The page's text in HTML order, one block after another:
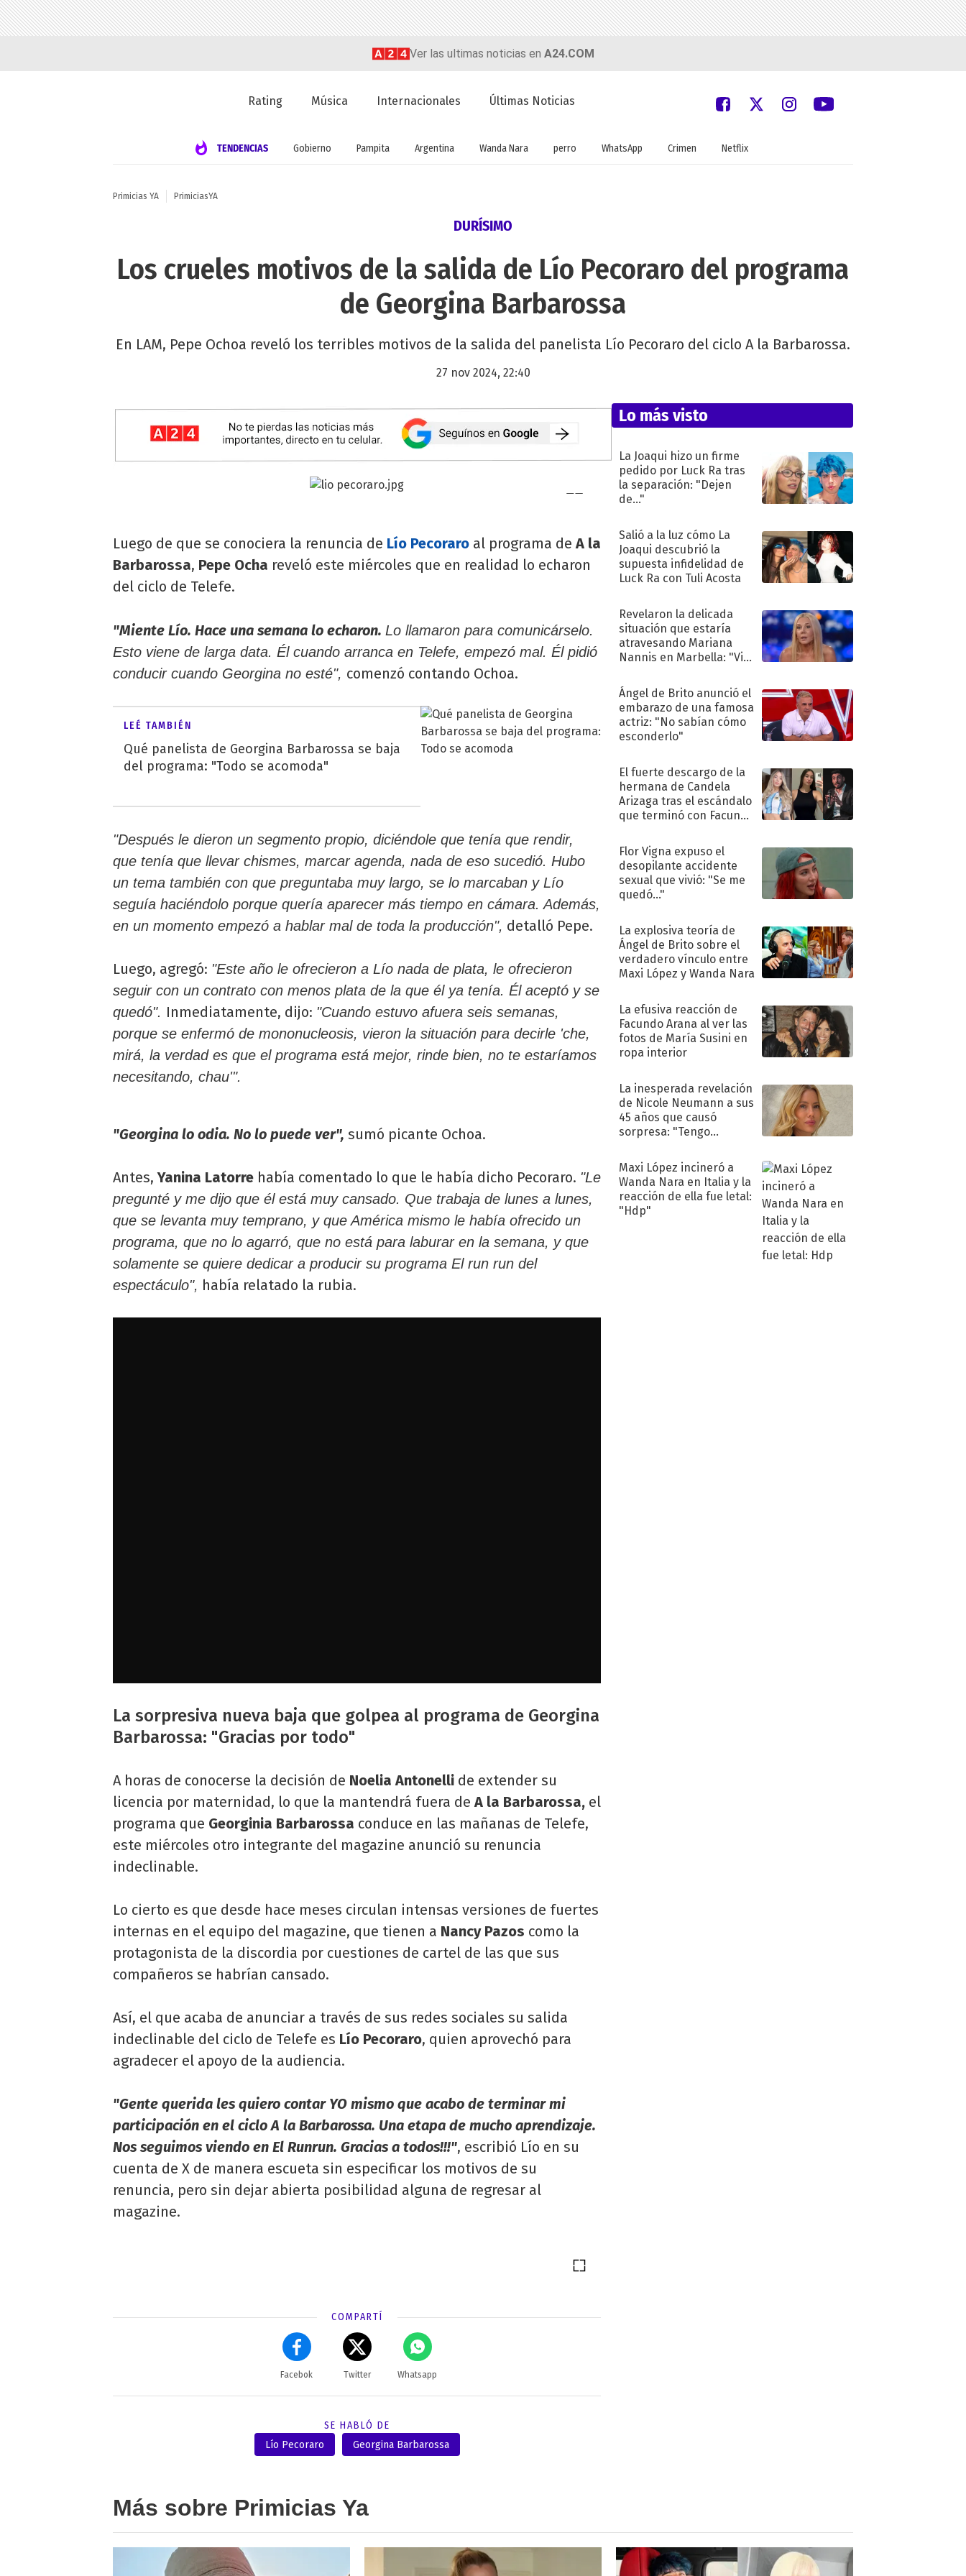
Ver las ultimas noticias en A24.COM
Rating Música Internacionales Últimas Noticias
TENDENCIAS Gobierno Pampita Argentina Wanda Nara perro WhatsApp Crimen Netflix
Primicias YA PrimiciasYA
DURÍSIMO
Los crueles motivos de la salida de Lío Pecoraro del programa
de Georgina Barbarossa
En LAM, Pepe Ochoa reveló los terribles motivos de la salida del panelista Lío Pecoraro del ciclo A la Barbarossa.
27 nov 2024, 22:40
Luego de que se conociera la renuncia de Lío Pecoraro al programa de A la
Barbarossa, Pepe Ocha reveló este miércoles que en realidad lo echaron
del ciclo de Telefe.
"Miente Lío. Hace una semana lo echaron. Lo llamaron para comunicárselo.
Esto viene de larga data. Él cuando arranca en Telefe, empezó mal. Él pidió
conducir cuando Georgina no esté", comenzó contando Ochoa.
LEÉ TAMBIÉN
Qué panelista de Georgina Barbarossa se baja
del programa: "Todo se acomoda"
"Después le dieron un segmento propio, diciéndole que tenía que rendir,
que tenía que llevar chismes, marcar agenda, nada de eso sucedió. Hubo
un tema también con que preguntaba muy largo, se lo marcaban y Lío
seguía haciéndolo porque quería aparecer más tiempo en cámara. Además,
en un momento empezó a hablar mal de toda la producción", detalló Pepe.
Luego, agregó: "Este año le ofrecieron a Lío nada de plata, le ofrecieron
seguir con un contrato con menos plata de la que él ya tenía. Él aceptó y se
quedó". Inmediatamente, dijo: "Cuando estuvo afuera seis semanas,
porque se enfermó de mononucleosis, vieron la situación para decirle 'che,
mirá, la verdad es que el programa está mejor, rinde bien, no te estaríamos
necesitando, chau'".
"Georgina lo odia. No lo puede ver", sumó picante Ochoa.
Antes, Yanina Latorre había comentado lo que le había dicho Pecoraro. "Le
pregunté y me dijo que él está muy cansado. Que trabaja de lunes a lunes,
que se levanta muy temprano, y que América mismo le había ofrecido un
programa, que no lo agarró, que no está para laburar en la semana, y que
solamente se quiere dedicar a producir su programa El run run del
espectáculo", había relatado la rubia.
La sorpresiva nueva baja que golpea al programa de Georgina
Barbarossa: "Gracias por todo"
A horas de conocerse la decisión de Noelia Antonelli de extender su
licencia por maternidad, lo que la mantendrá fuera de A la Barbarossa, el
programa que Georginia Barbarossa conduce en las mañanas de Telefe,
este miércoles otro integrante del magazine anunció su renuncia
indeclinable.
Lo cierto es que desde hace meses circulan intensas versiones de fuertes
internas en el equipo del magazine, que tienen a Nancy Pazos como la
protagonista de la discordia por cuestiones de cartel de las que sus
compañeros se habrían cansado.
Así, el que acaba de anunciar a través de sus redes sociales su salida
indeclinable del ciclo de Telefe es Lío Pecoraro, quien aprovechó para
agradecer el apoyo de la audiencia.
"Gente querida les quiero contar YO mismo que acabo de terminar mi
participación en el ciclo A la Barbarossa. Una etapa de mucho aprendizaje.
Nos seguimos viendo en El Runrun. Gracias a todos!!!", escribió Lío en su
cuenta de X de manera escueta sin especificar los motivos de su
renuncia, pero sin dejar abierta posibilidad alguna de regresar al
magazine.
COMPARTÍ
Facebok Twitter Whatsapp
SE HABLÓ DE
Lío Pecoraro
Georgina Barbarossa
Lo más visto
La Joaqui hizo un firme
pedido por Luck Ra tras
la separación: "Dejen
de..."
Salió a la luz cómo La
Joaqui descubrió la
supuesta infidelidad de
Luck Ra con Tuli Acosta
Revelaron la delicada
situación que estaría
atravesando Mariana
Nannis en Marbella: "Vive
Ángel de Brito anunció el
embarazo de una famosa
actriz: "No sabían cómo
esconderlo"
El fuerte descargo de la
hermana de Candela
Arizaga tras el escándalo
que terminó con Facundo
Flor Vigna expuso el
desopilante accidente
sexual que vivió: "Se me
quedó..."
La explosiva teoría de
Ángel de Brito sobre el
verdadero vínculo entre
Maxi López y Wanda Nara
La efusiva reacción de
Facundo Arana al ver las
fotos de María Susini en
ropa interior
La inesperada revelación
de Nicole Neumann a sus
45 años que causó
sorpresa: "Tengo
Maxi López incineró a
Wanda Nara en Italia y la
reacción de ella fue letal:
"Hdp"
Más sobre Primicias Ya